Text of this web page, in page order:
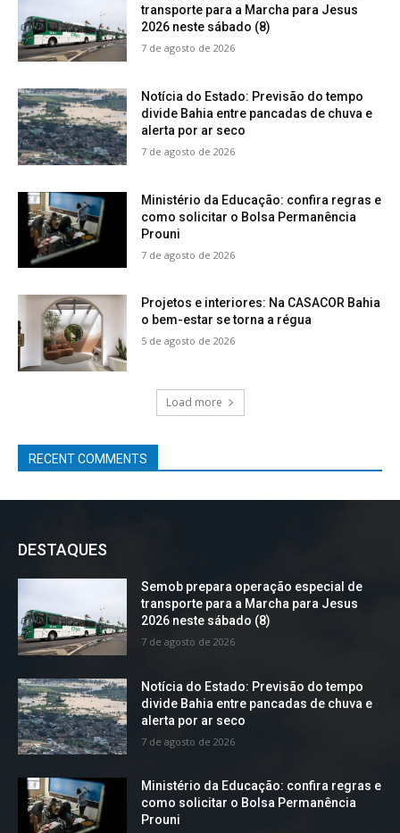
transporte para a Marcha para Jesus
2026 neste sábado (8)
7 de agosto de 2026
Notícia do Estado: Previsão do tempo
divide Bahia entre pancadas de chuva e
alerta por ar seco
7 de agosto de 2026
Ministério da Educação: confira regras e
como solicitar o Bolsa Permanência
Prouni
7 de agosto de 2026
Projetos e interiores: Na CASACOR Bahia
o bem-estar se torna a régua
5 de agosto de 2026
Load more
RECENT COMMENTS
DESTAQUES
Semob prepara operação especial de
transporte para a Marcha para Jesus
2026 neste sábado (8)
7 de agosto de 2026
Notícia do Estado: Previsão do tempo
divide Bahia entre pancadas de chuva e
alerta por ar seco
7 de agosto de 2026
Ministério da Educação: confira regras e
como solicitar o Bolsa Permanência
Prouni